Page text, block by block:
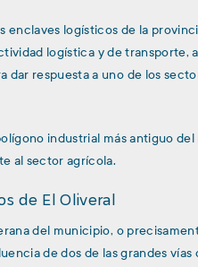
enclaves logísticos de la
logística y de transporte,
dar respuesta a uno de los
industrial más antiguo
al sector agrícola.
de El Oliveral
del municipio, o
de dos de las grandes